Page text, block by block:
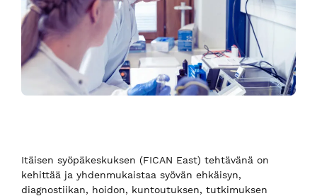
Itäisen syöpäkeskuksen (FICAN East) tehtävänä on
kehittää ja yhdenmukaistaa syövän ehkäisyn,
diagnostiikan, hoidon, kuntoutuksen, tutkimuksen